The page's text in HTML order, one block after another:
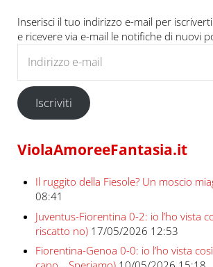
Inserisci il tuo indirizzo e-mail per
e ricevere via e-mail le notifiche di nuovi
Iscriviti
ViolaAmoreeFantasia.it
Il ruggito della Fiesole? Un moscio
08:41
Juventus-Fiorentina 0-2: io l’ho vista
riscatto no) 17/05/2026 12:53
Fiorentina-Genoa 0-0: io l’ho vista